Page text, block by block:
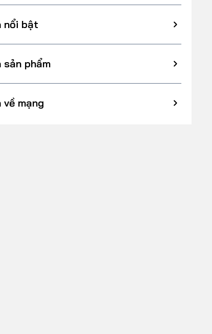
nổi bật
sản phẩm
về mạng